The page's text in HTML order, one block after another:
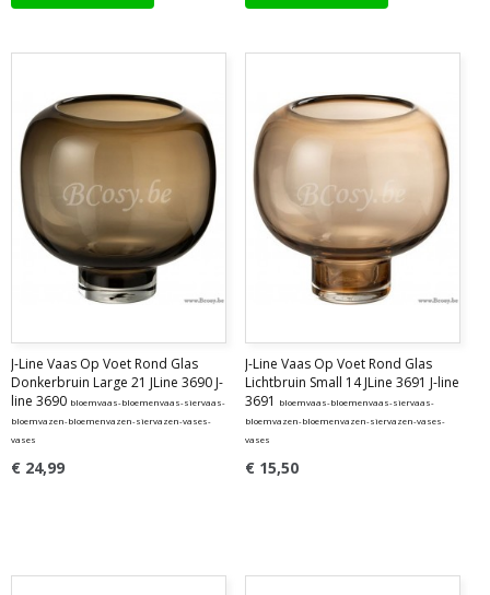
J-Line Vaas Op Voet Rond Glas
Donkerbruin Large 21 JLine 3690 J-
line 3690 bloemvaas-bloemenvaas-siervaas-
bloemvazen-bloemenvazen-siervazen-vases-
vases
€ 24,99
J-Line Vaas Op Voet Rond Glas
Lichtbruin Small 14 JLine 3691 J-line
3691
bloemvaas-bloemenvaas-siervaas-
bloemvazen-bloemenvazen-siervazen-vases-
vases
€ 15,50